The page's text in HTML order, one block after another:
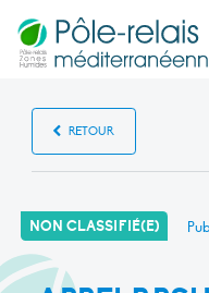
RETOUR
NON CLASSIFIÉ(E)